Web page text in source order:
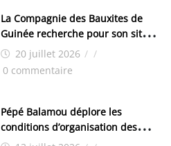
La Compagnie des Bauxites de
Guinée recherche pour son site
de Kamsar des techniciens
chimistes (H/F)
20 juillet 2026 / /
0 commentaire
Pépé Balamou déplore les
conditions d’organisation des
examens nationaux : « Si ce sont